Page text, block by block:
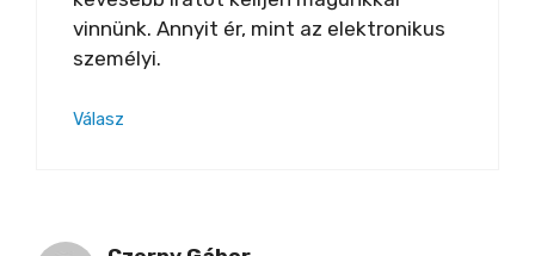
vinnünk. Annyit ér, mint az elektronikus
személyi.
Válasz